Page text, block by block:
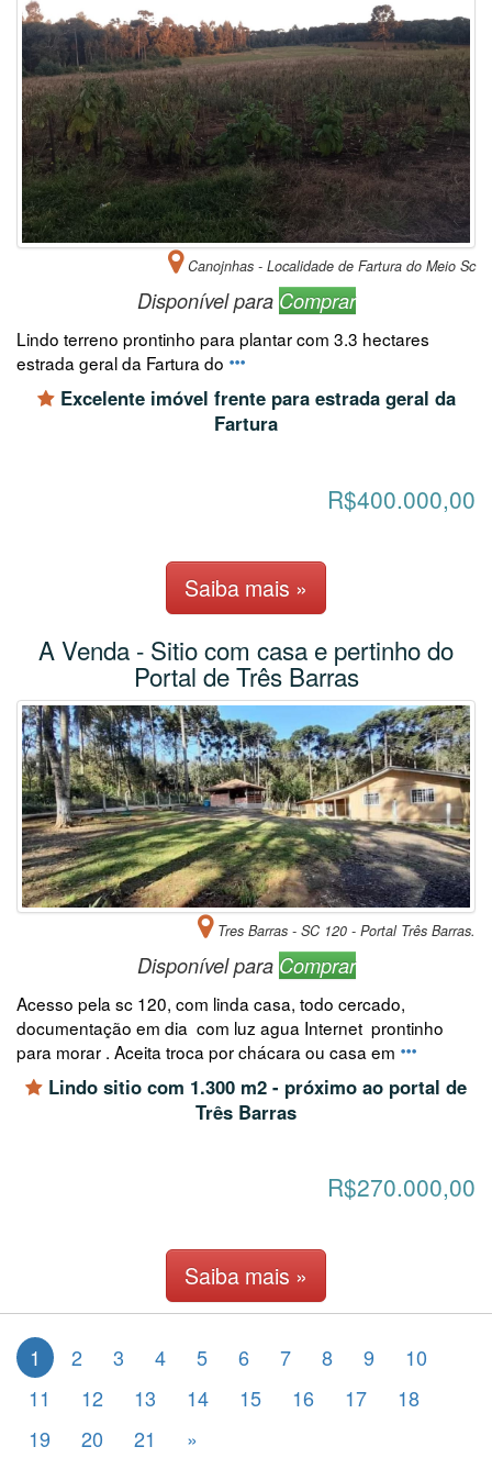
Canojnhas - Localidade de Fartura do Meio Sc
Disponível para Comprar
Lindo terreno prontinho para plantar com 3.3 hectares
estrada geral da Fartura do
Excelente imóvel frente para estrada geral da
Fartura
R$400.000,00
Saiba mais »
A Venda - Sitio com casa e pertinho do
Portal de Três Barras
Tres Barras - SC 120 - Portal Três Barras.
Disponível para Comprar
Acesso pela sc 120, com linda casa, todo cercado,
documentação em dia com luz agua Internet prontinho
para morar . Aceita troca por chácara ou casa em
Lindo sitio com 1.300 m2 - próximo ao portal de
Três Barras
R$270.000,00
Saiba mais »
1 2 3 4 5 6 7 8 9
10
11
12 13 14 15 16 17
18
19
20 21 »